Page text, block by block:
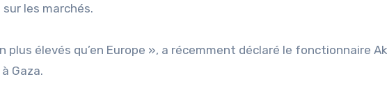
les marchés.
plus élevés qu’en Europe », a récemment déclaré le fonctionnaire
à Gaza.